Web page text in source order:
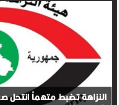
النزاهة تضبط متهماً